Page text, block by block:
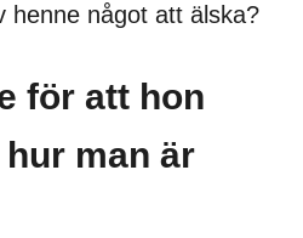
henne något att älska?
för att hon
man är